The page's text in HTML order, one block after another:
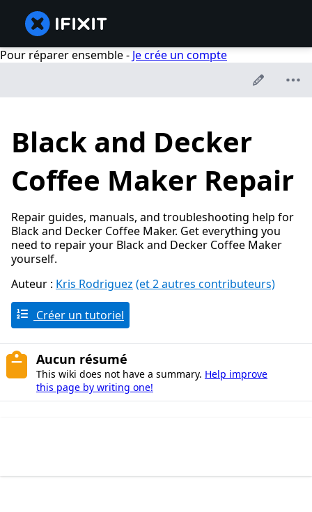
Pour réparer ensemble - Je crée un compte
Black and Decker
Coffee Maker Repair
Repair guides, manuals, and troubleshooting help for
Black and Decker Coffee Maker. Get everything you
need to repair your Black and Decker Coffee Maker
yourself.
Auteur : Kris Rodriguez (et 2 autres contributeurs)
Créer un tutoriel
Aucun résumé
This wiki does not have a summary. Help improve
this page by writing one!